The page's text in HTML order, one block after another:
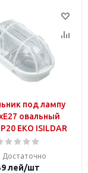
под лампу
овальный
EKO ISILDAR
Достаточно
лей/шт